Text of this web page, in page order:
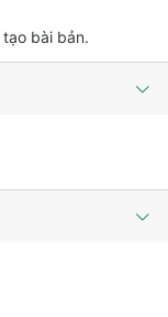
bài bản.